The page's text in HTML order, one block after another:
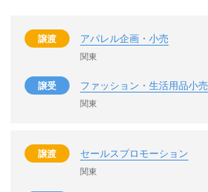
譲渡 アパレル企画・小売
関東
譲受 ファッション・生活用品小売
関東
譲渡 セールスプロモーション
関東